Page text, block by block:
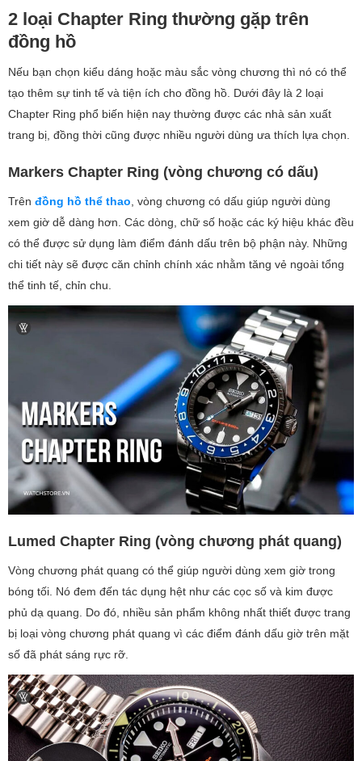
2 loại Chapter Ring thường gặp trên
đồng hồ
Nếu bạn chọn kiểu dáng hoặc màu sắc vòng chương thì nó có thể
tạo thêm sự tinh tế và tiện ích cho đồng hồ. Dưới đây là 2 loại
Chapter Ring phổ biến hiện nay thường được các nhà sản xuất
trang bị, đồng thời cũng được nhiều người dùng ưa thích lựa chọn.
Markers Chapter Ring (vòng chương có dấu)
Trên đồng hồ thể thao , vòng chương có dấu giúp người dùng
xem giờ dễ dàng hơn. Các dòng, chữ số hoặc các ký hiệu khác đều
có thể được sử dụng làm điểm đánh dấu trên bộ phận này. Những
chi tiết này sẽ được căn chỉnh chính xác nhằm tăng vẻ ngoài tổng
thể tinh tế, chỉn chu.
Lumed Chapter Ring (vòng chương phát quang)
Vòng chương phát quang có thể giúp người dùng xem giờ trong
bóng tối. Nó đem đến tác dụng hệt như các cọc số và kim được
phủ dạ quang. Do đó, nhiều sản phẩm không nhất thiết được trang
bị loại vòng chương phát quang vì các điểm đánh dấu giờ trên mặt
số đã phát sáng rực rỡ.